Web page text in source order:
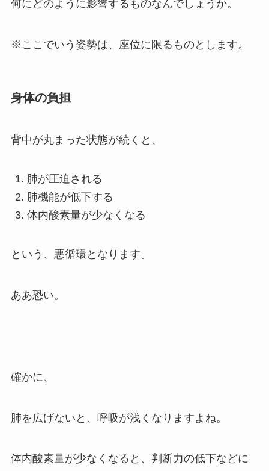
何にどのように影響するものなんでしょうか。
※ここでいう姿勢は、座位に限るものとします。
身体の負担
背中が丸まった状態が続くと、
肺が圧迫される
肺機能が低下する
体内酸素量が少なくなる
という、悪循環となります。
ああ恐い。
確かに、
肺を広げないと、呼吸が浅くなりますよね。
体内酸素量が少なくなると、判断力の低下などに